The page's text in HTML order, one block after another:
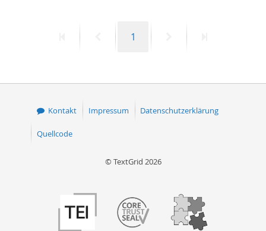
VorherigeSeite
1
Kontakt Impressum Datenschutzerklärung
Quellcode
© TextGrid 2026